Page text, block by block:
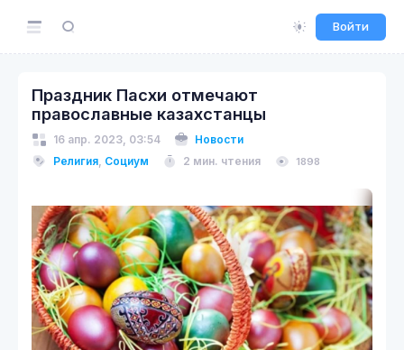
Войти
Праздник Пасхи отмечают
православные казахстанцы
16 апр. 2023, 03:54
Новости
Религия, Социум 2 мин. чтения 1898